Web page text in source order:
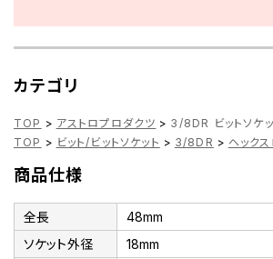
カテゴリ
TOP > アストロプロダクツ > 3/8DR ビットソケ
TOP > ビット/ビットソケット > 3/8DR > ヘック
商品仕様
全長
48mm
ソケット外径
18mm